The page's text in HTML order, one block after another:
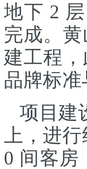
地下 2
完成。
建工程
品牌标
项目建
上，进
0 间客房